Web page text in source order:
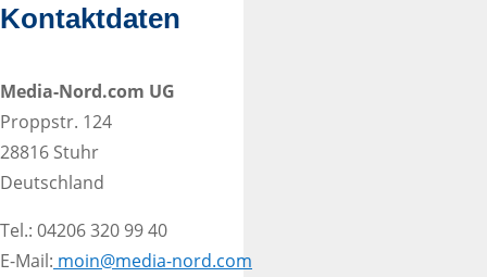
Kontaktdaten
Media-Nord.com UG
Proppstr. 124
28816 Stuhr
Deutschland
Tel.: 04206 320 99 40
E-Mail: moin@media-nord.com